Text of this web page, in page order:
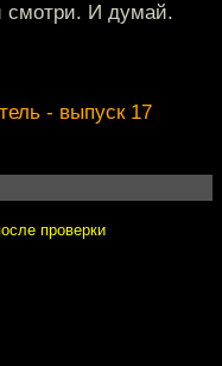
смотри. И думай.
- выпуск 17
проверки